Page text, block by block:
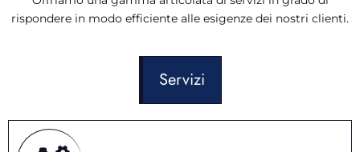
rispondere in modo efficiente alle esigenze dei nostri clienti.
Servizi